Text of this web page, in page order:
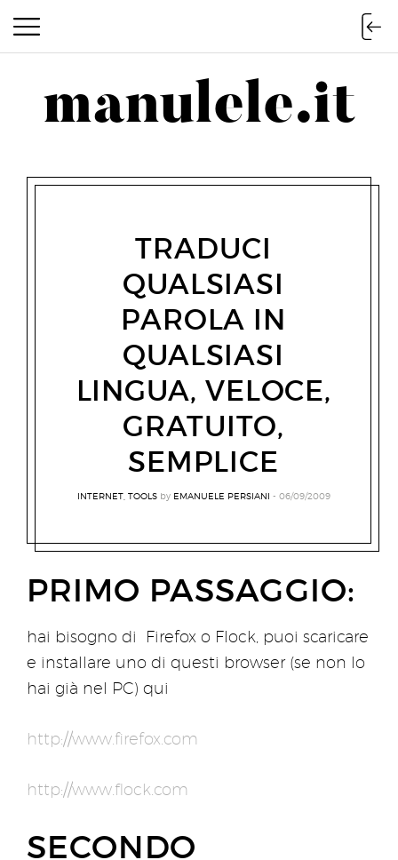
manulele.it
manulele.it
TRADUCI
QUALSIASI
PAROLA IN
QUALSIASI
LINGUA, VELOCE,
GRATUITO,
SEMPLICE
INTERNET, TOOLS by EMANUELE PERSIANI 06/09/2009
PRIMO PASSAGGIO:
hai bisogno di Firefox o Flock, puoi scaricare
e installare uno di questi browser (se non lo
hai già nel PC) qui
http://www.firefox.com
http://www.flock.com
SECONDO